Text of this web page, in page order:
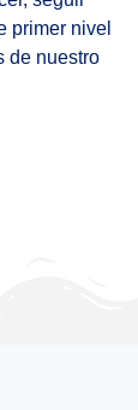
primer nivel
de nuestro